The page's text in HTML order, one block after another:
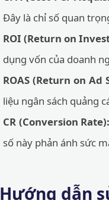
Đây là chỉ số quan
ROI (Return on
dụng vốn của doanh
ROAS (Return on Ad
liệu ngân sách quảng
CR (Conversion Rate):
số này phản ánh sức
Hướng dẫn